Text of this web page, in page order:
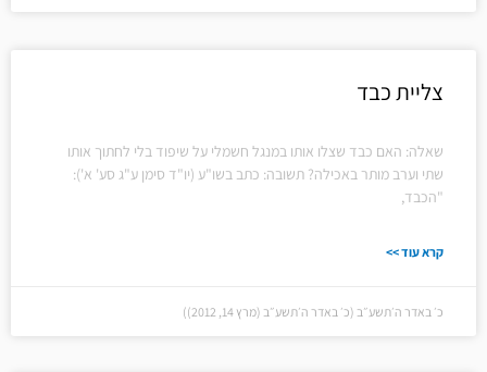
צליית כבד
שאלה: האם כבד שצלו אותו במנגל חשמלי על שיפוד בלי לחתוך אותו
שתי וערב מותר באכילה? תשובה: כתב בשו"ע (יו"ד סימן ע"ג סע' א'):
"הכבד,
קרא עוד >>
כ׳ באדר ה׳תשע״ב (כ׳ באדר ה׳תשע״ב (מרץ 14, 2012))